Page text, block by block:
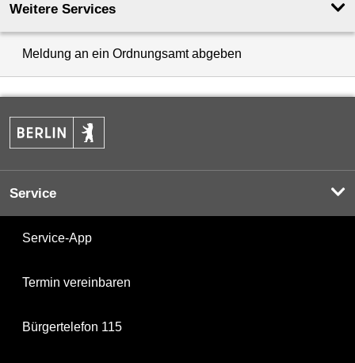
Weitere Services
Meldung an ein Ordnungsamt abgeben
Service
Service-App
Termin vereinbaren
Bürgertelefon 115